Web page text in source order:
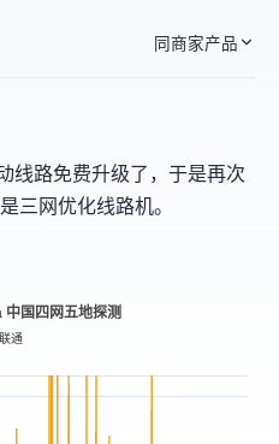
同商家产品
动线路免费升级了，于是再次
三网优化线路机。